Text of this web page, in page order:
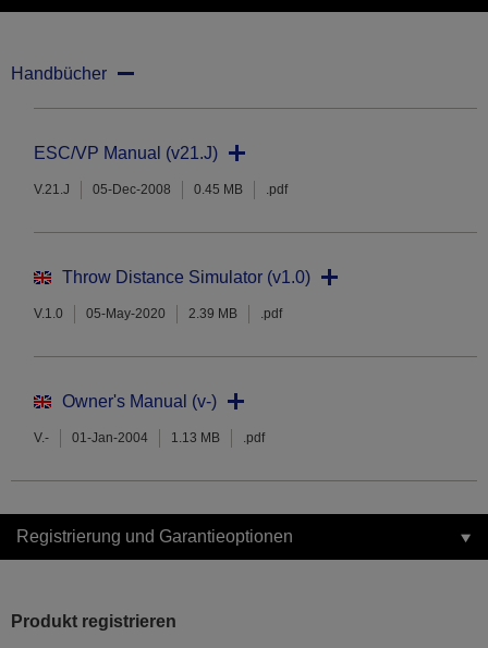
Handbücher
ESC/VP Manual (v21.J)
V.21.J 05-Dec-2008 0.45 MB .pdf
Throw Distance Simulator (v1.0)
V.1.0 05-May-2020 2.39 MB .pdf
Owner's Manual (v-)
V.- 01-Jan-2004 1.13 MB .pdf
Registrierung und Garantieoptionen
Produkt registrieren